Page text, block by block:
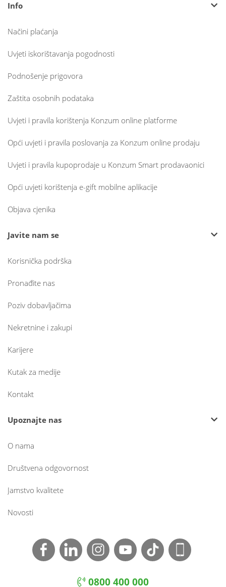
Info
Načini plaćanja
Uvjeti iskorištavanja pogodnosti
Podnošenje prigovora
Zaštita osobnih podataka
Uvjeti i pravila korištenja Konzum online platforme
Opći uvjeti i pravila poslovanja za Konzum online prodaju
Uvjeti i pravila kupoprodaje u Konzum Smart prodavaonici
Opći uvjeti korištenja e-gift mobilne aplikacije
Objava cjenika
Javite nam se
Korisnička podrška
Pronađite nas
Poziv dobavljačima
Nekretnine i zakupi
Karijere
Kutak za medije
Kontakt
Upoznajte nas
O nama
Društvena odgovornost
Jamstvo kvalitete
Novosti
0800 400 000